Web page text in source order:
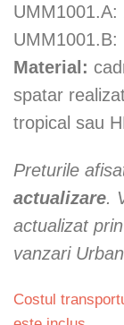
Material:
spatar
tropical sau
Preturile
actualizare.
actualizat
vanzari
Costul